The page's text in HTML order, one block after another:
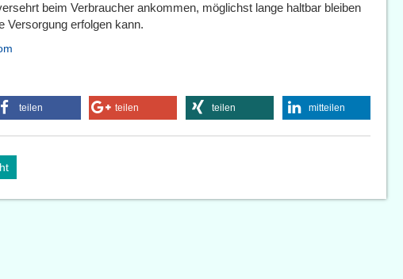
beim Verbraucher ankommen, möglichst lange haltbar bleiben
Versorgung erfolgen kann.
teilen teilen teilen mitteilen